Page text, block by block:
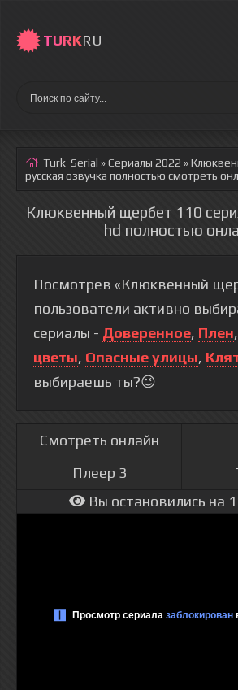
TURKRU
Turk-Serial »Сериалы 2022 »
русская озвучка полностью смотреть
Клюквенный щербет 110
hd полностью
Посмотрев «Клюквенный
пользователи активно
сериалы - Доверенное, Плен,
цветы, Опасные улицы,
выбираешь ты?😉
Смотреть онлайн
Плеер 3
Вы остановились на